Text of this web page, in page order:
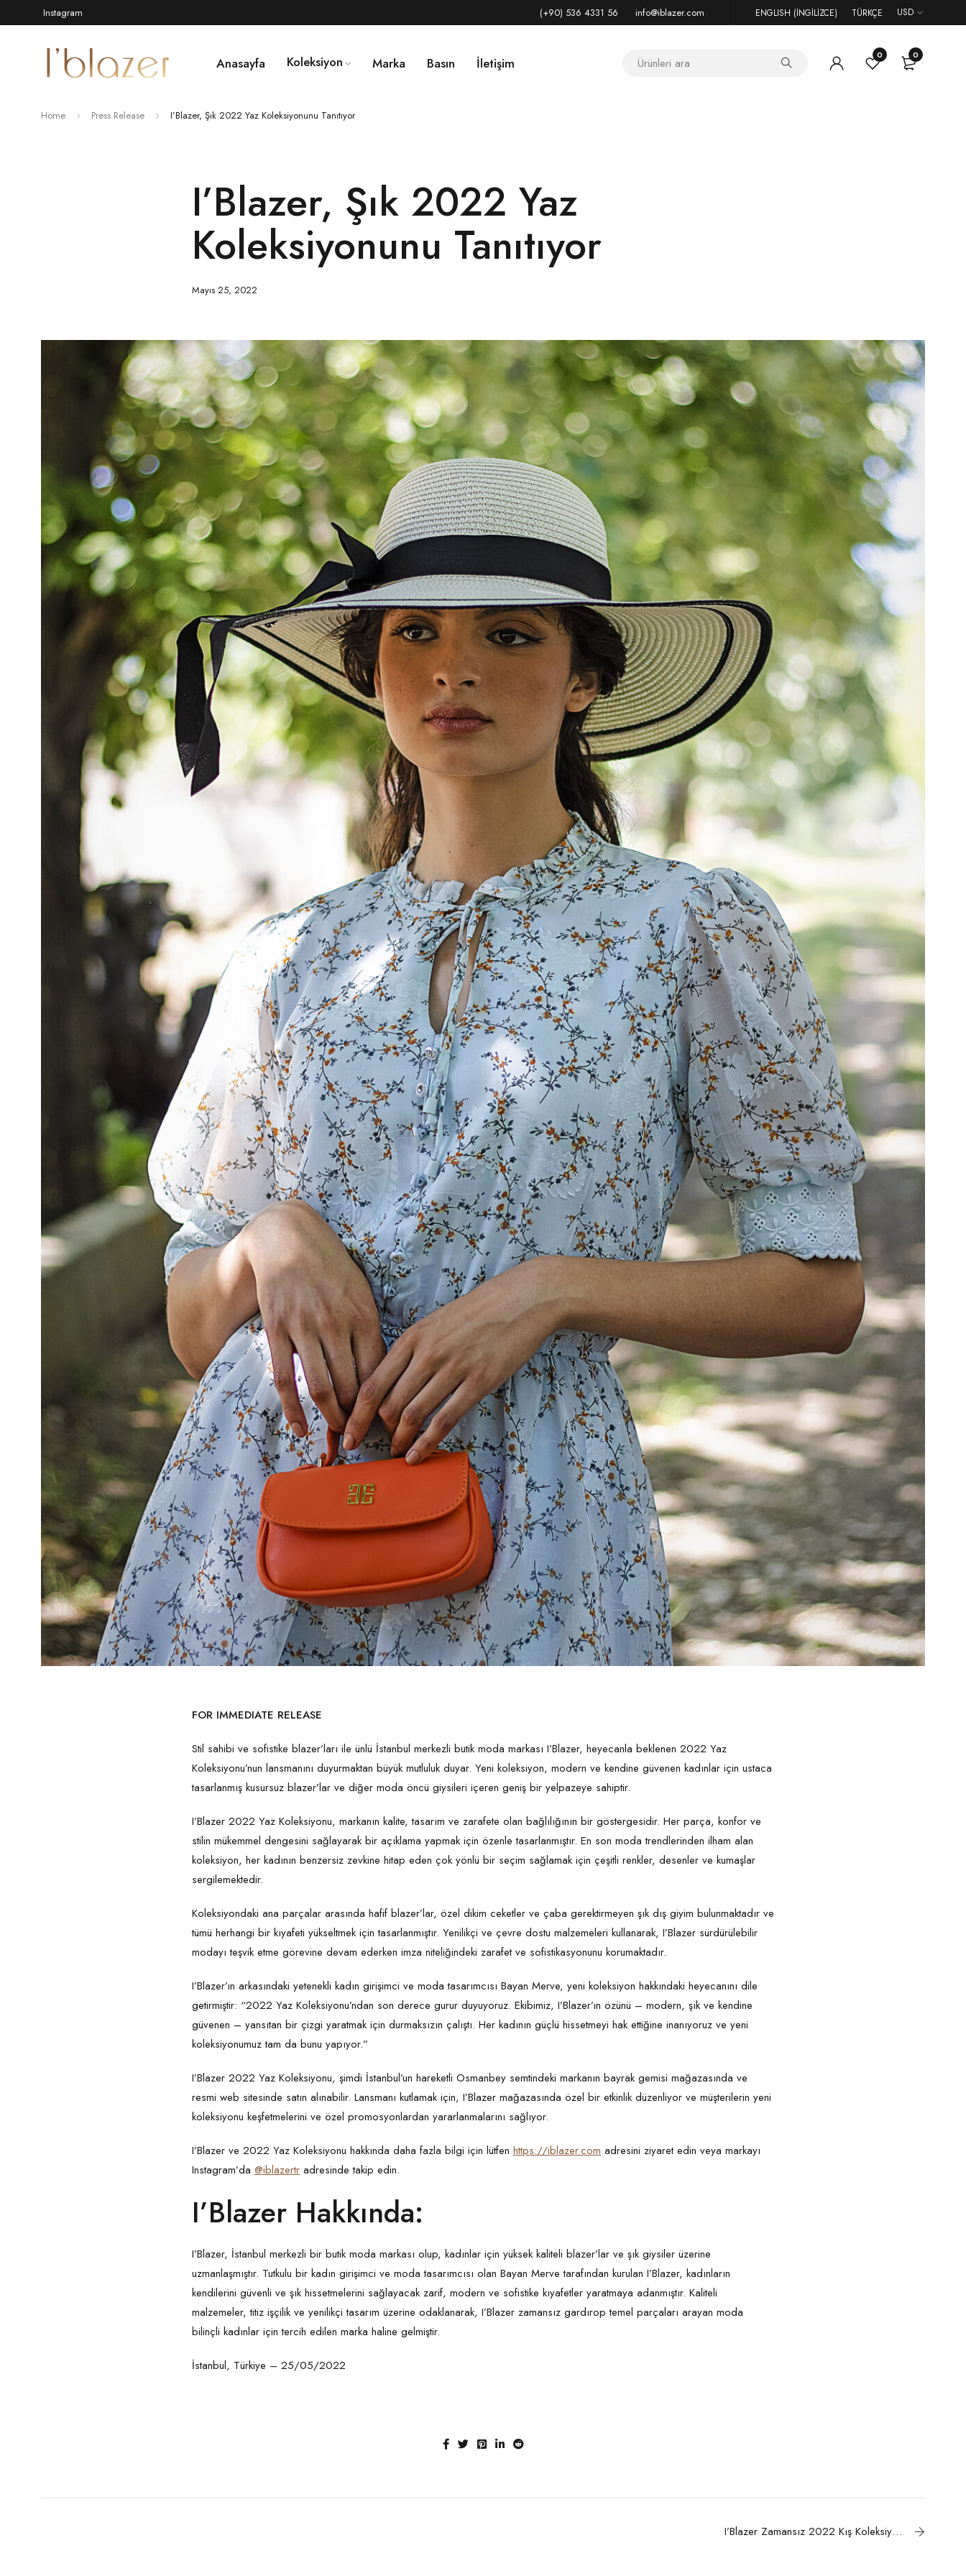
Instagram (+90) 536 4331 56 info@iblazer.com ENGLISH (İNGILIZCE) TÜRKÇE USD
Anasayfa Koleksiyon Marka Basın İletişim 0 0
Home Press Release I’Blazer, Şık 2022 Yaz Koleksiyonunu Tanıtıyor
I’Blazer, Şık 2022 Yaz
Koleksiyonunu Tanıtıyor
Mayıs 25, 2022
FOR IMMEDIATE RELEASE
Stil sahibi ve sofistike blazer’ları ile ünlü İstanbul merkezli butik moda markası I’Blazer, heyecanla beklenen 2022 Yaz
Koleksiyonu’nun lansmanını duyurmaktan büyük mutluluk duyar. Yeni koleksiyon, modern ve kendine güvenen kadınlar için ustaca
tasarlanmış kusursuz blazer’lar ve diğer moda öncü giysileri içeren geniş bir yelpazeye sahiptir.
I’Blazer 2022 Yaz Koleksiyonu, markanın kalite, tasarım ve zarafete olan bağlılığının bir göstergesidir. Her parça, konfor ve
stilin mükemmel dengesini sağlayarak bir açıklama yapmak için özenle tasarlanmıştır. En son moda trendlerinden ilham alan
koleksiyon, her kadının benzersiz zevkine hitap eden çok yönlü bir seçim sağlamak için çeşitli renkler, desenler ve kumaşlar
sergilemektedir.
Koleksiyondaki ana parçalar arasında hafif blazer’lar, özel dikim ceketler ve çaba gerektirmeyen şık dış giyim bulunmaktadır ve
tümü herhangi bir kıyafeti yükseltmek için tasarlanmıştır. Yenilikçi ve çevre dostu malzemeleri kullanarak, I’Blazer sürdürülebilir
modayı teşvik etme görevine devam ederken imza niteliğindeki zarafet ve sofistikasyonunu korumaktadır.
I’Blazer’ın arkasındaki yetenekli kadın girişimci ve moda tasarımcısı Bayan Merve, yeni koleksiyon hakkındaki heyecanını dile
getirmiştir: “2022 Yaz Koleksiyonu’ndan son derece gurur duyuyoruz. Ekibimiz, I’Blazer’ın özünü – modern, şık ve kendine
güvenen – yansıtan bir çizgi yaratmak için durmaksızın çalıştı. Her kadının güçlü hissetmeyi hak ettiğine inanıyoruz ve yeni
koleksiyonumuz tam da bunu yapıyor.”
I’Blazer 2022 Yaz Koleksiyonu, şimdi İstanbul’un hareketli Osmanbey semtindeki markanın bayrak gemisi mağazasında ve
resmi web sitesinde satın alınabilir. Lansmanı kutlamak için, I’Blazer mağazasında özel bir etkinlik düzenliyor ve müşterilerin yeni
koleksiyonu keşfetmelerini ve özel promosyonlardan yararlanmalarını sağlıyor.
I’Blazer ve 2022 Yaz Koleksiyonu hakkında daha fazla bilgi için lütfen https://iblazer.com adresini ziyaret edin veya markayı
Instagram’da @iblazertr adresinde takip edin.
I’Blazer Hakkında:
I’Blazer, İstanbul merkezli bir butik moda markası olup, kadınlar için yüksek kaliteli blazer’lar ve şık giysiler üzerine
uzmanlaşmıştır. Tutkulu bir kadın girişimci ve moda tasarımcısı olan Bayan Merve tarafından kurulan I’Blazer, kadınların
kendilerini güvenli ve şık hissetmelerini sağlayacak zarif, modern ve sofistike kıyafetler yaratmaya adanmıştır. Kaliteli
malzemeler, titiz işçilik ve yenilikçi tasarım üzerine odaklanarak, I’Blazer zamansız gardırop temel parçaları arayan moda
bilinçli kadınlar için tercih edilen marka haline gelmiştir.
İstanbul, Türkiye – 25/05/2022
I’Blazer Zamansız 2022 Kış Koleksiyonunu Tanıttı